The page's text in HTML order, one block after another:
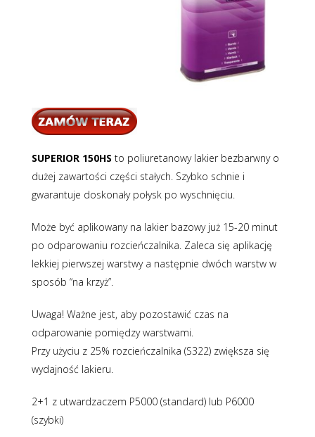
SUPERIOR 150HS to poliuretanowy lakier bezbarwny o
dużej zawartości części stałych. Szybko schnie i
gwarantuje doskonały połysk po wyschnięciu.
Może być aplikowany na lakier bazowy już 15-20 minut
po odparowaniu rozcieńczalnika. Zaleca się aplikację
lekkiej pierwszej warstwy a następnie dwóch warstw w
sposób “na krzyż”.
Uwaga! Ważne jest, aby pozostawić czas na
odparowanie pomiędzy warstwami.
Przy użyciu z 25% rozcieńczalnika (S322) zwiększa się
wydajność lakieru.
2+1 z utwardzaczem P5000 (standard) lub P6000
(szybki)